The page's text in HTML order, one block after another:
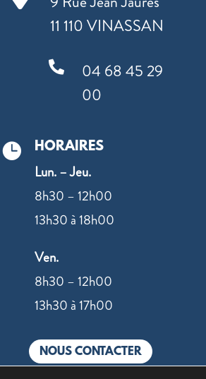
11 110 VINASSAN

04 68 45 29
00
 HORAIRES
Lun. – Jeu.
8h30 – 12h00
13h30 à 18h00
Ven.
8h30 – 12h00
13h30 à 17h00
NOUS CONTACTER